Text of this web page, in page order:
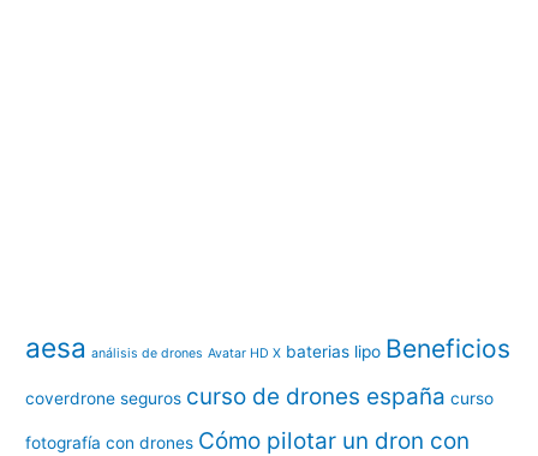
aesa análisis de drones Avatar HD X baterias lipo Beneficios
coverdrone seguros curso de drones españa curso
fotografía con drones Cómo pilotar un dron con